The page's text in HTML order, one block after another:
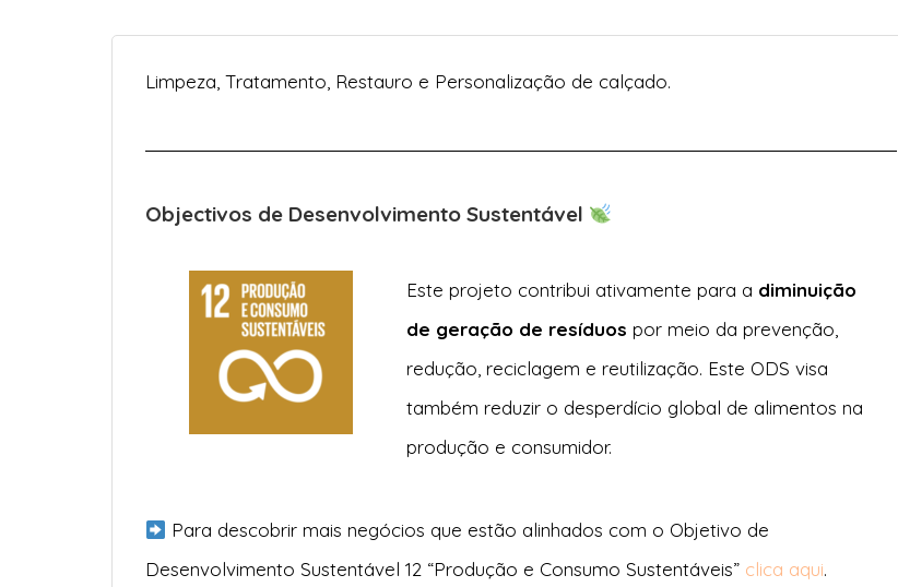
Limpeza, Tratamento, Restauro e Personalização de calçado.
Objectivos de Desenvolvimento Sustentável
Este projeto contribui ativamente para a diminuição
de geração de resíduos por meio da prevenção,
redução, reciclagem e reutilização. Este ODS visa
também reduzir o desperdício global de alimentos na
produção e consumidor.
Para descobrir mais negócios que estão alinhados com o Objetivo de
Desenvolvimento Sustentável 12 “Produção e Consumo Sustentáveis” clica aqui.